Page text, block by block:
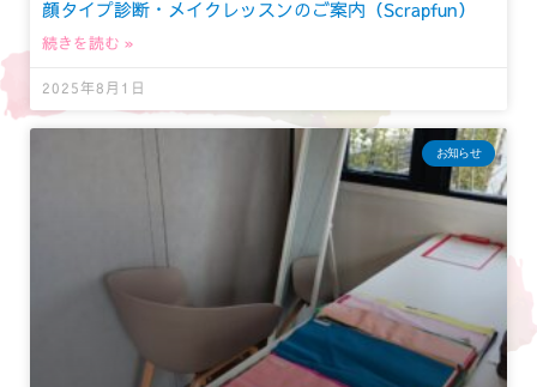
顔タイプ診断・メイクレッスンのご案内（Scrapfun）
続きを読む »
2025年8月1日
お知らせ